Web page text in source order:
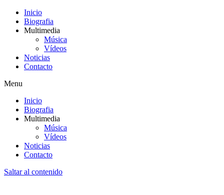
Inicio
Biografia
Multimedia
Música
Vídeos
Noticias
Contacto
Menu
Inicio
Biografia
Multimedia
Música
Vídeos
Noticias
Contacto
Saltar al contenido